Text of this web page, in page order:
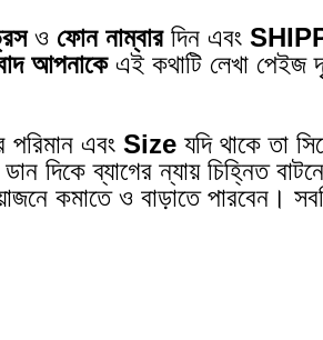
ও ফোন নাম্বারদিন এবং
আপনাকেএই কথাটি লেখা পেইজ
পরিমান এবংSize যদি থাকে তা
দিকে ব্যাগের ন্যায় চিহ্নিত
কমাতে ও বাড়াতে পারবেন।